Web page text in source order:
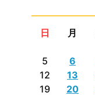
日 月
5
6
12
13
19
20